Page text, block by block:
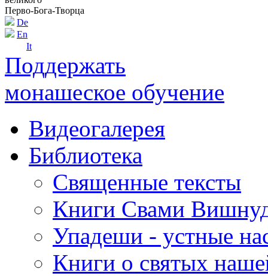
Перво-Бога-Творца
De
En
It
Поддержать
монашеское обучение
Видеогалерея
Библиотека
Священные тексты
Книги Свами
Упадеши - устные
Книги о святых